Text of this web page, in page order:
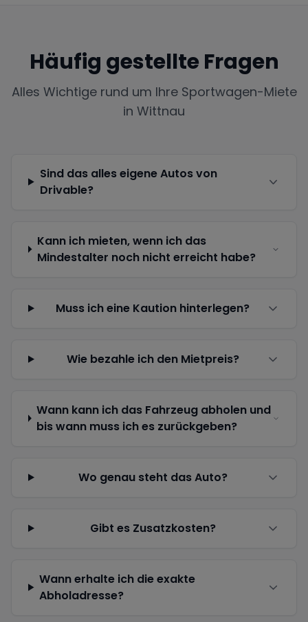
Häufig gestellte Fragen
Alles Wichtige rund um Ihre Sportwagen-Miete
in Wittnau
Sind das alles eigene Autos von
Drivable?
Kann ich mieten, wenn ich das
Mindestalter noch nicht erreicht habe?
Muss ich eine Kaution hinterlegen?
Wie bezahle ich den Mietpreis?
Wann kann ich das Fahrzeug abholen und
bis wann muss ich es zurückgeben?
Wo genau steht das Auto?
Gibt es Zusatzkosten?
Wann erhalte ich die exakte
Abholadresse?